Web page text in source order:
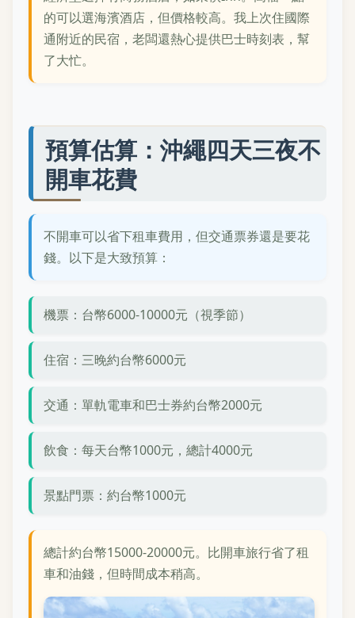
的可以選海濱酒店，但價格較高。我上次住國際
通附近的民宿，老闆還熱心提供巴士時刻表，幫
了大忙。
預算估算：沖繩四天三夜不
開車花費
不開車可以省下租車費用，但交通票券還是要花
錢。以下是大致預算：
機票：台幣6000-10000元（視季節）
住宿：三晚約台幣6000元
交通：單軌電車和巴士券約台幣2000元
飲食：每天台幣1000元，總計4000元
景點門票：約台幣1000元
總計約台幣15000-20000元。比開車旅行省了租
車和油錢，但時間成本稍高。